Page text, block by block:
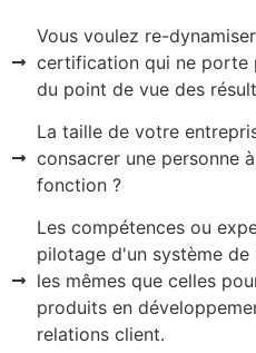
Vous voulez re-
certification qui ne porte
du point de vue des
La taille de votre
consacrer une personne
fonction ?
Les compétences ou
pilotage d'un système de
les mêmes que celles
produits en
relations client.